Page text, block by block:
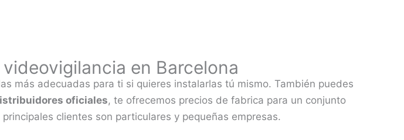
en Barcelona
más adecuadas para ti si quieres instalarlas tú mismo. También puedes
oficiales, te ofrecemos precios de fabrica para un conjunto
clientes son particulares y pequeñas empresas.